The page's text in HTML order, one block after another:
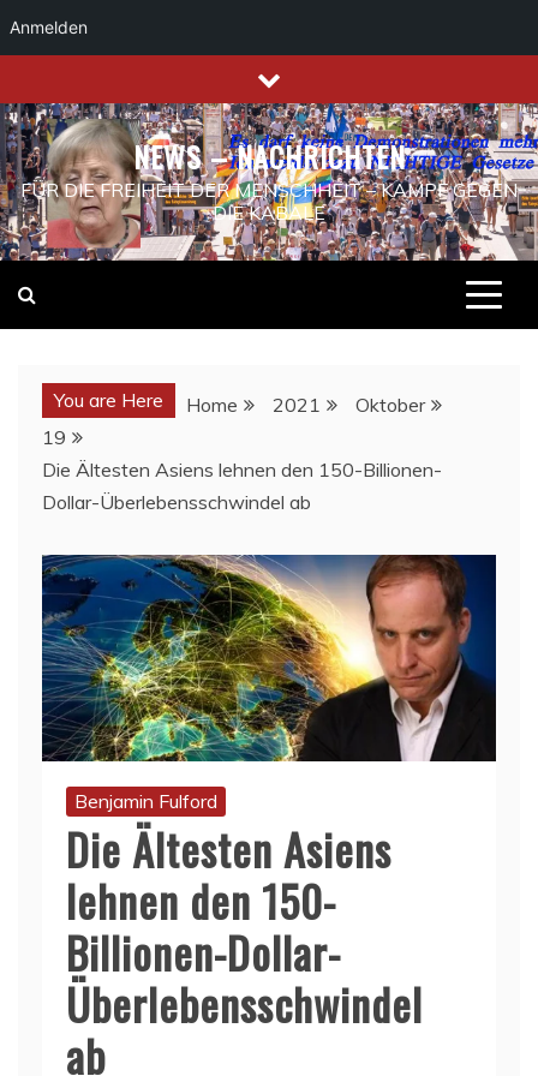
Anmelden
to
content
NEWS – NACHRICHTEN
FÜR DIE FREIHEIT DER MENSCHHEIT – KAMPF GEGEN
DIE KABALE
You are Here Home 2021
Oktober
19
Die Ältesten Asiens lehnen den 150-Billionen-
Dollar-Überlebensschwindel ab
Benjamin Fulford
Die Ältesten Asiens
lehnen den 150-
Billionen-Dollar-
Überlebensschwindel
ab